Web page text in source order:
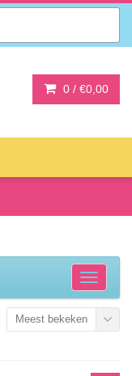
0 / €0,00
Meest bekeken